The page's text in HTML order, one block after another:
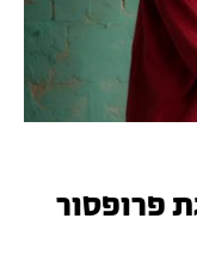
פרופסור